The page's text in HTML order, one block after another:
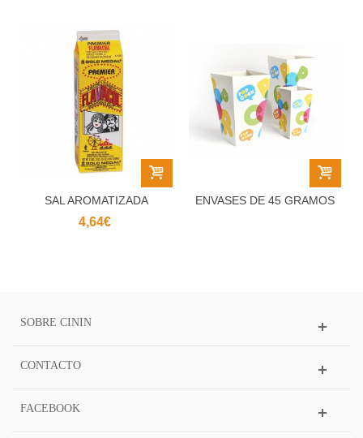
SAL AROMATIZADA
SABOR MANTEQUILLA
4,64€
ENVASES DE 45 GRAMOS
SOBRE CININ
CONTACTO
FACEBOOK